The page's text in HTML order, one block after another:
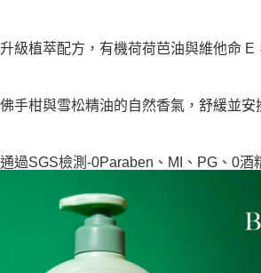
升級植萃配方，有機荷荷芭油與維他命 E
佛手柑與雪松精油的自然香氣，舒緩並安
通過SGS檢測-0Paraben、MI、PG、0酒